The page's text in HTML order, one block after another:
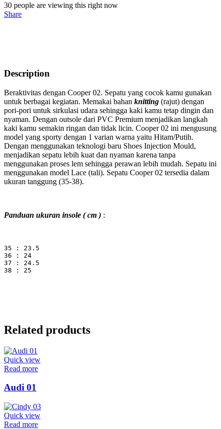
30 people are viewing this right now
Share
Description
Beraktivitas dengan Cooper 02. Sepatu yang cocok kamu gunakan
untuk berbagai kegiatan. Memakai bahan knitting (rajut) dengan
pori-pori untuk sirkulasi udara sehingga kaki kamu tetap dingin dan
nyaman. Dengan outsole dari PVC Premium menjadikan langkah
kaki kamu semakin ringan dan tidak licin. Cooper 02 ini mengusung
model yang sporty dengan 1 varian warna yaitu Hitam/Putih.
Dengan menggunakan teknologi baru Shoes Injection Mould,
menjadikan sepatu lebih kuat dan nyaman karena tanpa
menggunakan proses lem sehingga perawan lebih mudah. Sepatu ini
menggunakan model Lace (tali). Sepatu Cooper 02 tersedia dalam
ukuran tanggung (35-38).
Panduan ukuran insole ( cm ) :
35 : 23.5
36 : 24
37 : 24.5
38 : 25
Related products
Quick view
Read more
Audi 01
Quick view
Read more